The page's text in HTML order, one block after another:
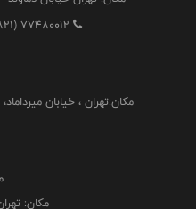
77480012
مکان:تهران ، خیابان
مکان: